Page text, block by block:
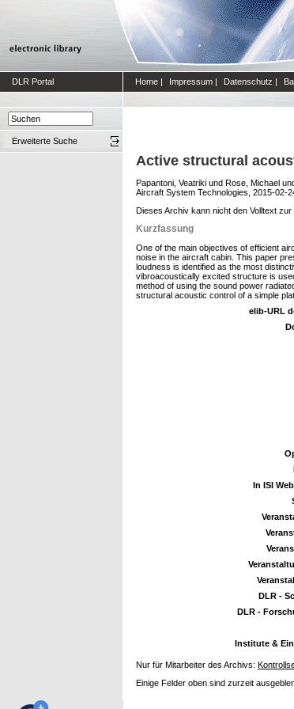
DLR Portal Home | Impressum | Datenschutz |
Erweiterte Suche
Active structural
Papantoni, Veatriki und Rose, Michael
Aircraft System Technologies, 2015-02-
Dieses Archiv kann nicht den Volltext zur
Kurzfassung
One of the main objectives of efficient
noise in the aircraft cabin. This paper
loudness is identified as the most
vibroacoustically excited structure is
method of using the sound power
structural acoustic control of a simple
elib-URL
In ISI
DLR -
DLR -
Institute &
Nur für Mitarbeiter des Archivs:
Einige Felder oben sind zurzeit